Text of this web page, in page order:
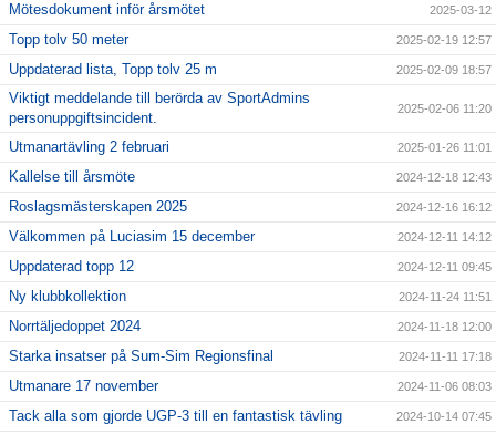
Mötesdokument inför årsmötet 2025-03-12
Topp tolv 50 meter 2025-02-19 12:57
Uppdaterad lista, Topp tolv 25 m 2025-02-09 18:57
Viktigt meddelande till berörda av SportAdmins
personuppgiftsincident.
2025-02-06 11:20
Utmanartävling 2 februari 2025-01-26 11:01
Kallelse till årsmöte 2024-12-18 12:43
Roslagsmästerskapen 2025 2024-12-16 16:12
Välkommen på Luciasim 15 december 2024-12-11 14:12
Uppdaterad topp 12 2024-12-11 09:45
Ny klubbkollektion 2024-11-24 11:51
Norrtäljedoppet 2024 2024-11-18 12:00
Starka insatser på Sum-Sim Regionsfinal 2024-11-11 17:18
Utmanare 17 november 2024-11-06 08:03
Tack alla som gjorde UGP-3 till en fantastisk tävling 2024-10-14 07:45